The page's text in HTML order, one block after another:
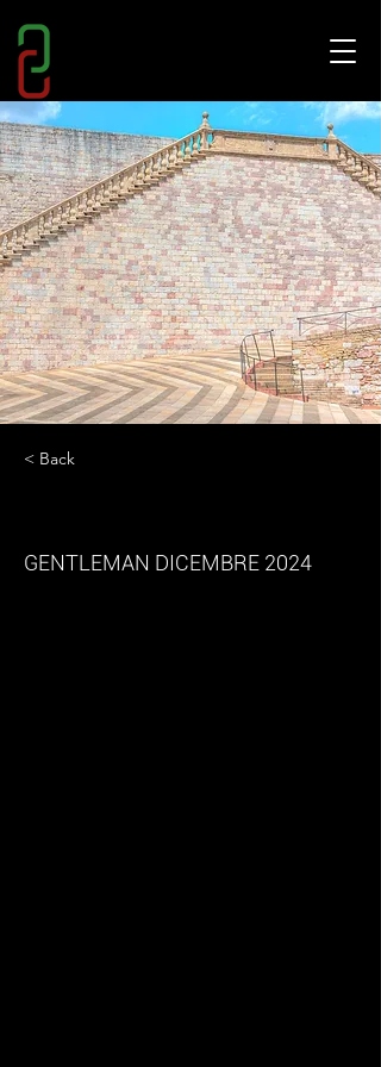
< Back
GENTLEMAN DICEMBRE 2024